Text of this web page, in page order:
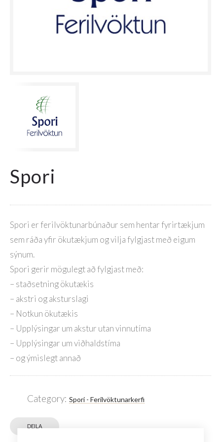
Spori
Spori er ferilvöktunarbúnaður sem hentar fyrirtækjum
sem ráða yfir ökutækjum og vilja fylgjast með eigum
sýnum.
Spori gerir mögulegt að fylgjast með:
– staðsetning ökutækis
– akstri og aksturslagi
– Notkun ökutækis
– Upplýsingar um akstur utan vinnutíma
– Upplýsingar um viðhaldstíma
– og ýmislegt annað
Category: Spori - Ferilvöktunarkerfi
DEILA